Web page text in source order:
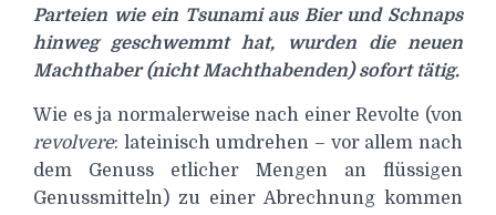
Parteien wie ein Tsunami aus Bier und Schnaps
hinweg geschwemmt hat, wurden die neuen
Machthaber (nicht Machthabenden) sofort tätig.
Wie es ja normalerweise nach einer Revolte (von
revolvere: lateinisch umdrehen – vor allem nach
dem Genuss etlicher Mengen an flüssigen
Genussmitteln) zu einer Abrechnung kommen